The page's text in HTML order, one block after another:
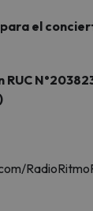
el